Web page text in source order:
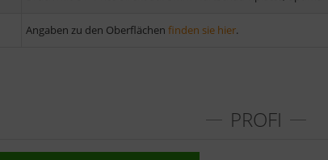
Angaben zu den Oberflächen finden sie hier.
PROFI